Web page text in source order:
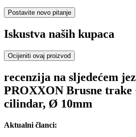
Postavite novo pitanje
Iskustva naših kupaca
Ocijeniti ovaj proizvod
recenzija na sljedećem
PROXXON Brusne trake
cilindar, Ø 10mm
Aktualni članci: